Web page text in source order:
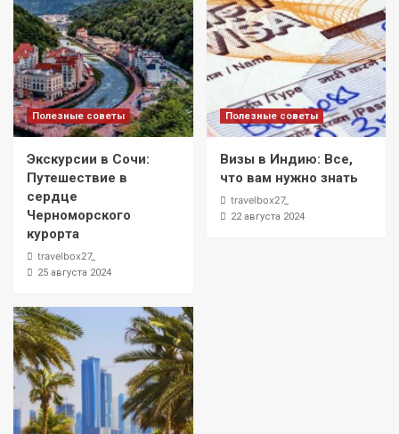
Полезные советы
Экскурсии в Сочи:
Путешествие в
сердце
Черноморского
курорта
travelbox27_
25 августа 2024
Полезные советы
Визы в Индию: Все,
что вам нужно знать
travelbox27_
22 августа 2024